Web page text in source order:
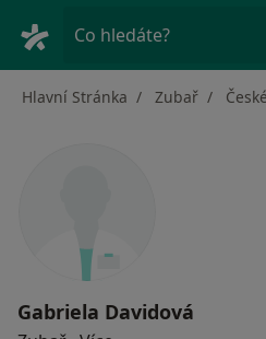
Co hledáte?
Hlavní Stránka Zubař
Gabriela Davidová